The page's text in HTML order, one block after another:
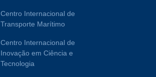
Centro Internacional de
Transporte Marítimo
Centro Internacional de
Inovação em Ciência e
Tecnologia